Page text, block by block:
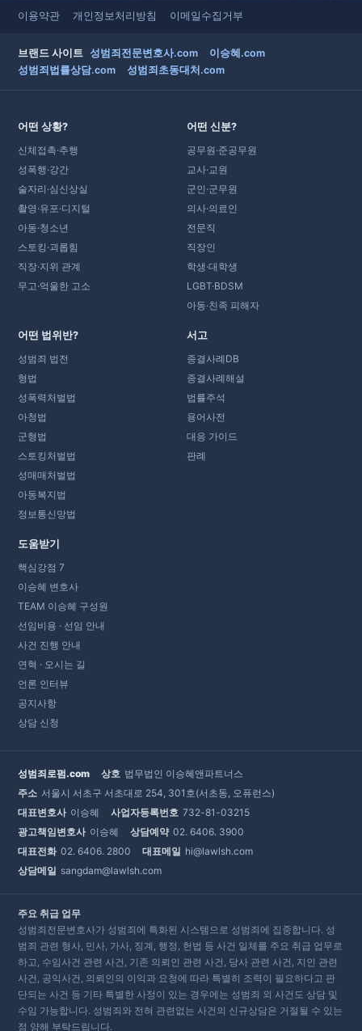
이용약관 개인정보처리방침 이메일수집거부
브랜드 사이트 성범죄전문변호사.com
이승혜.com
성범죄법률상담.com
성범죄초동대처.com
어떤 상황?
신체접촉·추행
성폭행·강간
술자리·심신상실
촬영·유포·디지털
아동·청소년
스토킹·괴롭힘
직장·지위 관계
무고·억울한 고소
어떤 신분?
공무원·준공무원
교사·교원
군인·군무원
의사·의료인
전문직
직장인
학생·대학생
LGBT·BDSM
아동·친족 피해자
어떤 법위반?
성범죄 법전
형법
성폭력처벌법
아청법
군형법
스토킹처벌법
성매매처벌법
아동복지법
정보통신망법
서고
종결사례DB
종결사례해설
법률주석
용어사전
대응 가이드
판례
도움받기
핵심강점 7
이승혜 변호사
TEAM 이승혜 구성원
선임비용 · 선임 안내
사건 진행 안내
연혁 · 오시는 길
언론 인터뷰
공지사항
상담 신청
성범죄로펌.com 상호 법무법인 이승혜앤파트너스
주소 서울시 서초구 서초대로 254, 301호(서초동, 오퓨런스)
대표변호사 이승혜 사업자등록번호 732-81-03215
광고책임변호사 이승혜 상담예약 02. 6406. 3900
대표전화 02. 6406. 2800 대표메일 hi@lawlsh.com
상담메일 sangdam@lawlsh.com
주요 취급 업무
성범죄전문변호사가 성범죄에 특화된 시스템으로 성범죄에 집중합니다. 성
범죄 관련 형사, 민사, 가사, 징계, 행정, 헌법 등 사건 일체를 주요 취급 업무로
하고, 수임사건 관련 사건, 기존 의뢰인 관련 사건, 당사 관련 사건, 지인 관련
사건, 공익사건, 의뢰인의 이익과 요청에 따라 특별히 조력이 필요하다고 판
단되는 사건 등 기타 특별한 사정이 있는 경우에는 성범죄 외 사건도 상담 및
수임 가능합니다. 성범죄와 전혀 관련없는 사건의 신규상담은 거절될 수 있는
점 양해 부탁드립니다.